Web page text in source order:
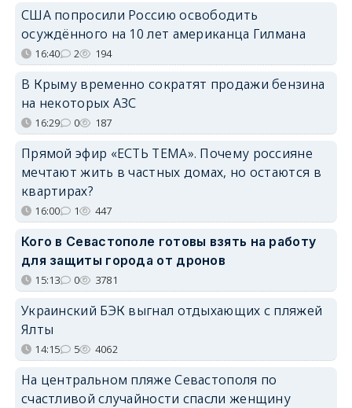
США попросили Россию освободить
осуждённого на 10 лет американца Гилмана
16:40 2 194
В Крыму временно сократят продажи бензина
на некоторых АЗС
16:29 0 187
Прямой эфир «ЕСТЬ ТЕМА». Почему россияне
мечтают жить в частных домах, но остаются в
квартирах?
16:00 1 447
Кого в Севастополе готовы взять на работу
для защиты города от дронов
15:13 0 3781
Украинский БЭК выгнал отдыхающих с пляжей
Ялты
14:15 5 4062
На центральном пляже Севастополя по
счастливой случайности спасли женщину